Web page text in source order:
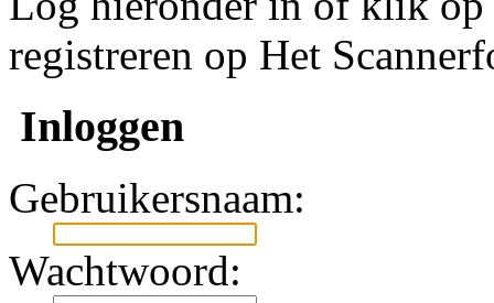
registreren op Het
Inloggen
Gebruikersnaam:
Wachtwoord: